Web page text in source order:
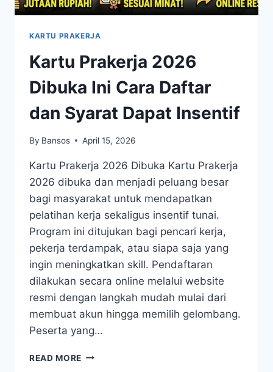
KARTU PRAKERJA
Kartu Prakerja 2026
Dibuka Ini Cara Daftar
dan Syarat Dapat Insentif
By Bansos April 15, 2026
Kartu Prakerja 2026 Dibuka Kartu Prakerja
2026 dibuka dan menjadi peluang besar
bagi masyarakat untuk mendapatkan
pelatihan kerja sekaligus insentif tunai.
Program ini ditujukan bagi pencari kerja,
pekerja terdampak, atau siapa saja yang
ingin meningkatkan skill. Pendaftaran
dilakukan secara online melalui website
resmi dengan langkah mudah mulai dari
membuat akun hingga memilih gelombang.
Peserta yang…
READ MORE KARTU